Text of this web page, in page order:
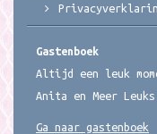
Gastenboek
Altijd een leuk
Anita en Meer Leuks
Ga naar gastenboek